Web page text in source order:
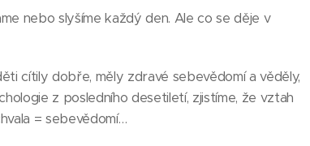
nebo slyšíme každý den. Ale co se děje v
cítily dobře, měly zdravé sebevědomí a věděly,
z posledního desetiletí, zjistíme, že vztah
= sebevědomí…